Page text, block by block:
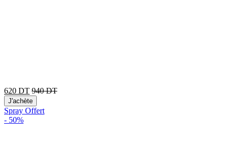
620 DT 940DT
J'achète
Spray Offert
- 50%